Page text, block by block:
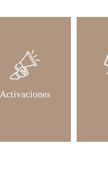
Activaciones